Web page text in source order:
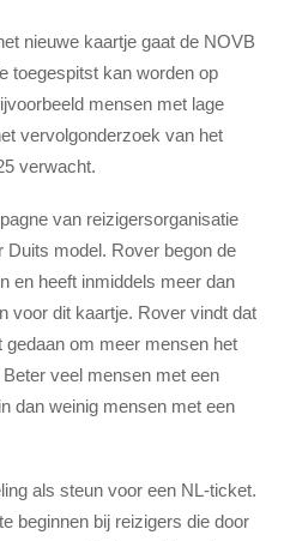
nieuwe kaartje gaat de NOVB
toegespitst kan worden op
mensen met lage
vervolgonderzoek van het
verwacht.
van reizigersorganisatie
model. Rover begon de
en heeft inmiddels meer dan
voor dit kaartje. Rover vindt dat
gedaan om meer mensen het
veel mensen met een
dan weinig mensen met een
als steun voor een NL-ticket.
beginnen bij reizigers die door